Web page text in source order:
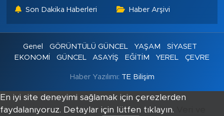
Son Dakika Haberleri Haber Arşivi
Genel GÖRÜNTÜLÜ GÜNCEL YAŞAM
SİYASET
EKONOMİ
GÜNCEL ASAYİŞ EĞİTİM YEREL ÇEVRE
Haber Yazılımı: TE Bilişim
En iyi site deneyimi sağlamak için çerezlerden
faydalanıyoruz. Detaylar için lütfen tıklayın.